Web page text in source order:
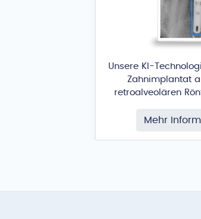
Unsere KI-
Zahnimplantat
retroalveolären
Mehr